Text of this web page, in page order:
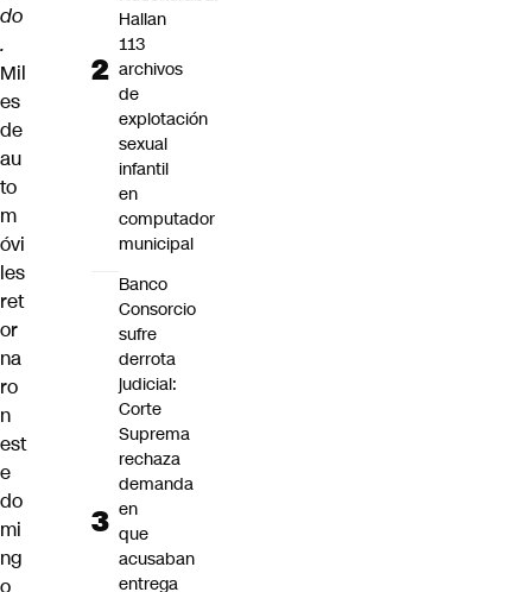
do
.
Mil
es
de
au
to
m
óvi
les
ret
or
na
ro
n
est
e
do
mi
ng
o
Hallan
113
archivos
de
explotación
sexual
infantil
en
computador
municipal
Banco
Consorcio
sufre
derrota
judicial:
Corte
Suprema
rechaza
demanda
en
que
acusaban
entrega